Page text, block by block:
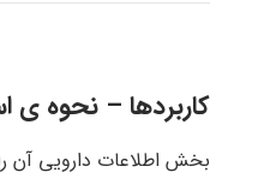
کاربردها – نحوه ی
بخش اطلاعات دارویی آن